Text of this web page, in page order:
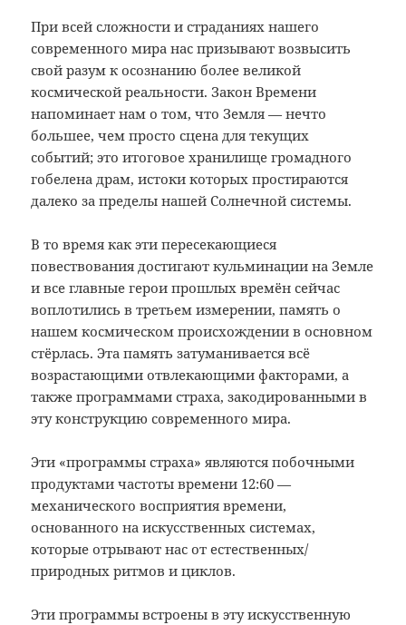
При всей сложности и страданиях нашего
современного мира нас призывают возвысить
свой разум к осознанию более великой
космической реальности. Закон Времени
напоминает нам о том, что Земля — нечто
большее, чем просто сцена для текущих
событий; это итоговое хранилище громадного
гобелена драм, истоки которых простираются
далеко за пределы нашей Солнечной системы.
В то время как эти пересекающиеся
повествования достигают кульминации на Земле
и все главные герои прошлых времён сейчас
воплотились в третьем измерении, память о
нашем космическом происхождении в основном
стёрлась. Эта память затуманивается всё
возрастающими отвлекающими факторами, а
также программами страха, закодированными в
эту конструкцию современного мира.
Эти «программы страха» являются побочными
продуктами частоты времени 12:60 —
механического восприятия времени,
основанного на искусственных системах,
которые отрывают нас от естественных/
природных ритмов и циклов.
Эти программы встроены в эту искусственную